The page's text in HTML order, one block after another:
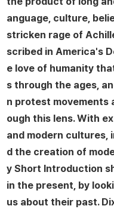
anguage, culture,
stricken rage of
scribed in America's
e love of humanity
s through the ages,
n protest movements
ough this lens. With
and modern cultures,
d the creation of
y Short Introduction
in the present, by
us about their past.